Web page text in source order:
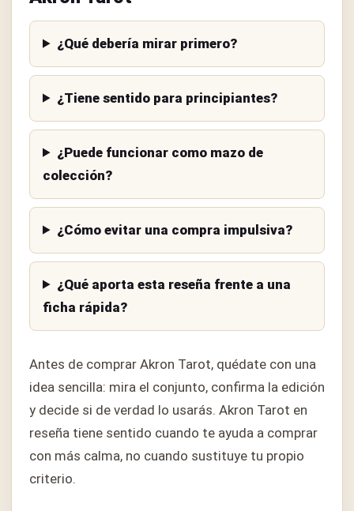
¿Qué debería mirar primero?
¿Tiene sentido para principiantes?
¿Puede funcionar como mazo de
colección?
¿Cómo evitar una compra impulsiva?
¿Qué aporta esta reseña frente a una
ficha rápida?
Antes de comprar Akron Tarot, quédate con una
idea sencilla: mira el conjunto, confirma la edición
y decide si de verdad lo usarás. Akron Tarot en
reseña tiene sentido cuando te ayuda a comprar
con más calma, no cuando sustituye tu propio
criterio.